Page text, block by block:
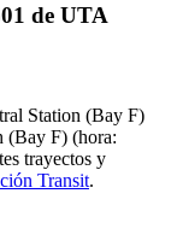
de UTA
Station (Bay F)
(Bay F) (hora:
trayectos y
Transit.